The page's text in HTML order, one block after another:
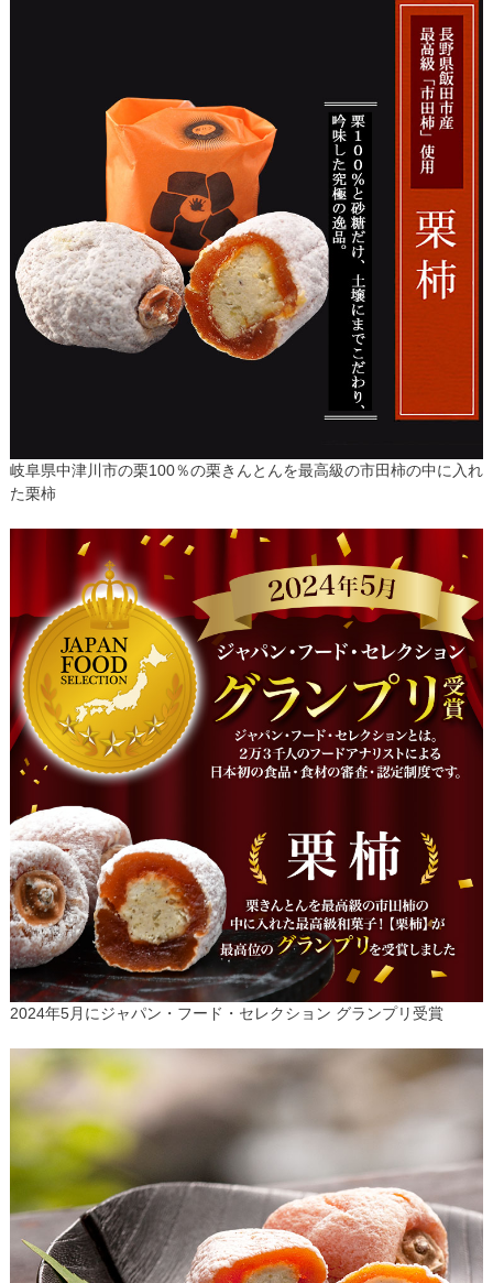
岐阜県中津川市の栗100％の栗きんとんを最高級の市田柿の中に入れ
た栗柿
2024年5月にジャパン・フード・セレクション グランプリ受賞